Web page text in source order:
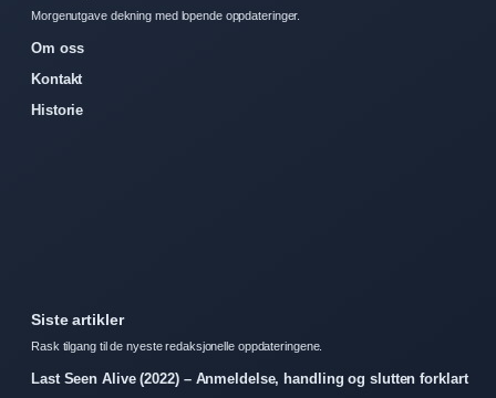
Morgenutgave dekning med lopende oppdateringer.
Om oss
Kontakt
Historie
Siste artikler
Rask tilgang til de nyeste redaksjonelle oppdateringene.
Last Seen Alive (2022) – Anmeldelse, handling og slutten forklart